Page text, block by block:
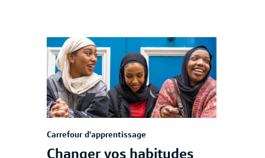
Carrefour d'apprentissage
Changer vos habitudes